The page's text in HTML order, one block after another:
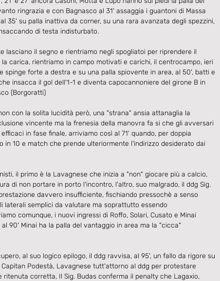
ringrazia e con Bagnasco al 31' assaggia i guantoni di Massa
35' su palla inattiva da corner, su una rara avanzata degli spezzini,
di testa indisturbato.
il segno e rientriamo negli spogliatoi per riprendere il
carica, rientriamo in campo motivati e carichi, il centrocampo, ieri
spinge forte a destra e su una palla spiovente in area, al 50', batti e
insacca il gol dell'1-1 e diventa capocannoniere del girone B in
(Borgoratti)
con la solita lucidità però, una "strana" ansia attanaglia la
vincente ma la frenesia della manovra fa si che gli avversari
in fase finale, arriviamo così al 71' quando, per doppia
in 10 e match che prende ulteriormente l'indirizzo desiderato dai
il primo è la Lavagnese che inizia a "non" giocare più a calcio,
di non portare in porto l'incontro, l'altro, suo malgrado, il ddg Sig.
davvero insufficiente, fischiando pressochè a senso
laterali semplici da valutare ma soprattutto essendo
comunque, i nuovi ingressi di Roffo, Solari, Cusato e Minai
90' Minai ha la palla del vantaggio in area ma la "cicca"
al suo logico epilogo, il ddg ravvisa, al 95', un fallo da rigore su
Podestà, Lavagnese tutt'attorno al ddg per protestare
corretta, Il Sig. Budas conferma il penalty che Lagaxio,